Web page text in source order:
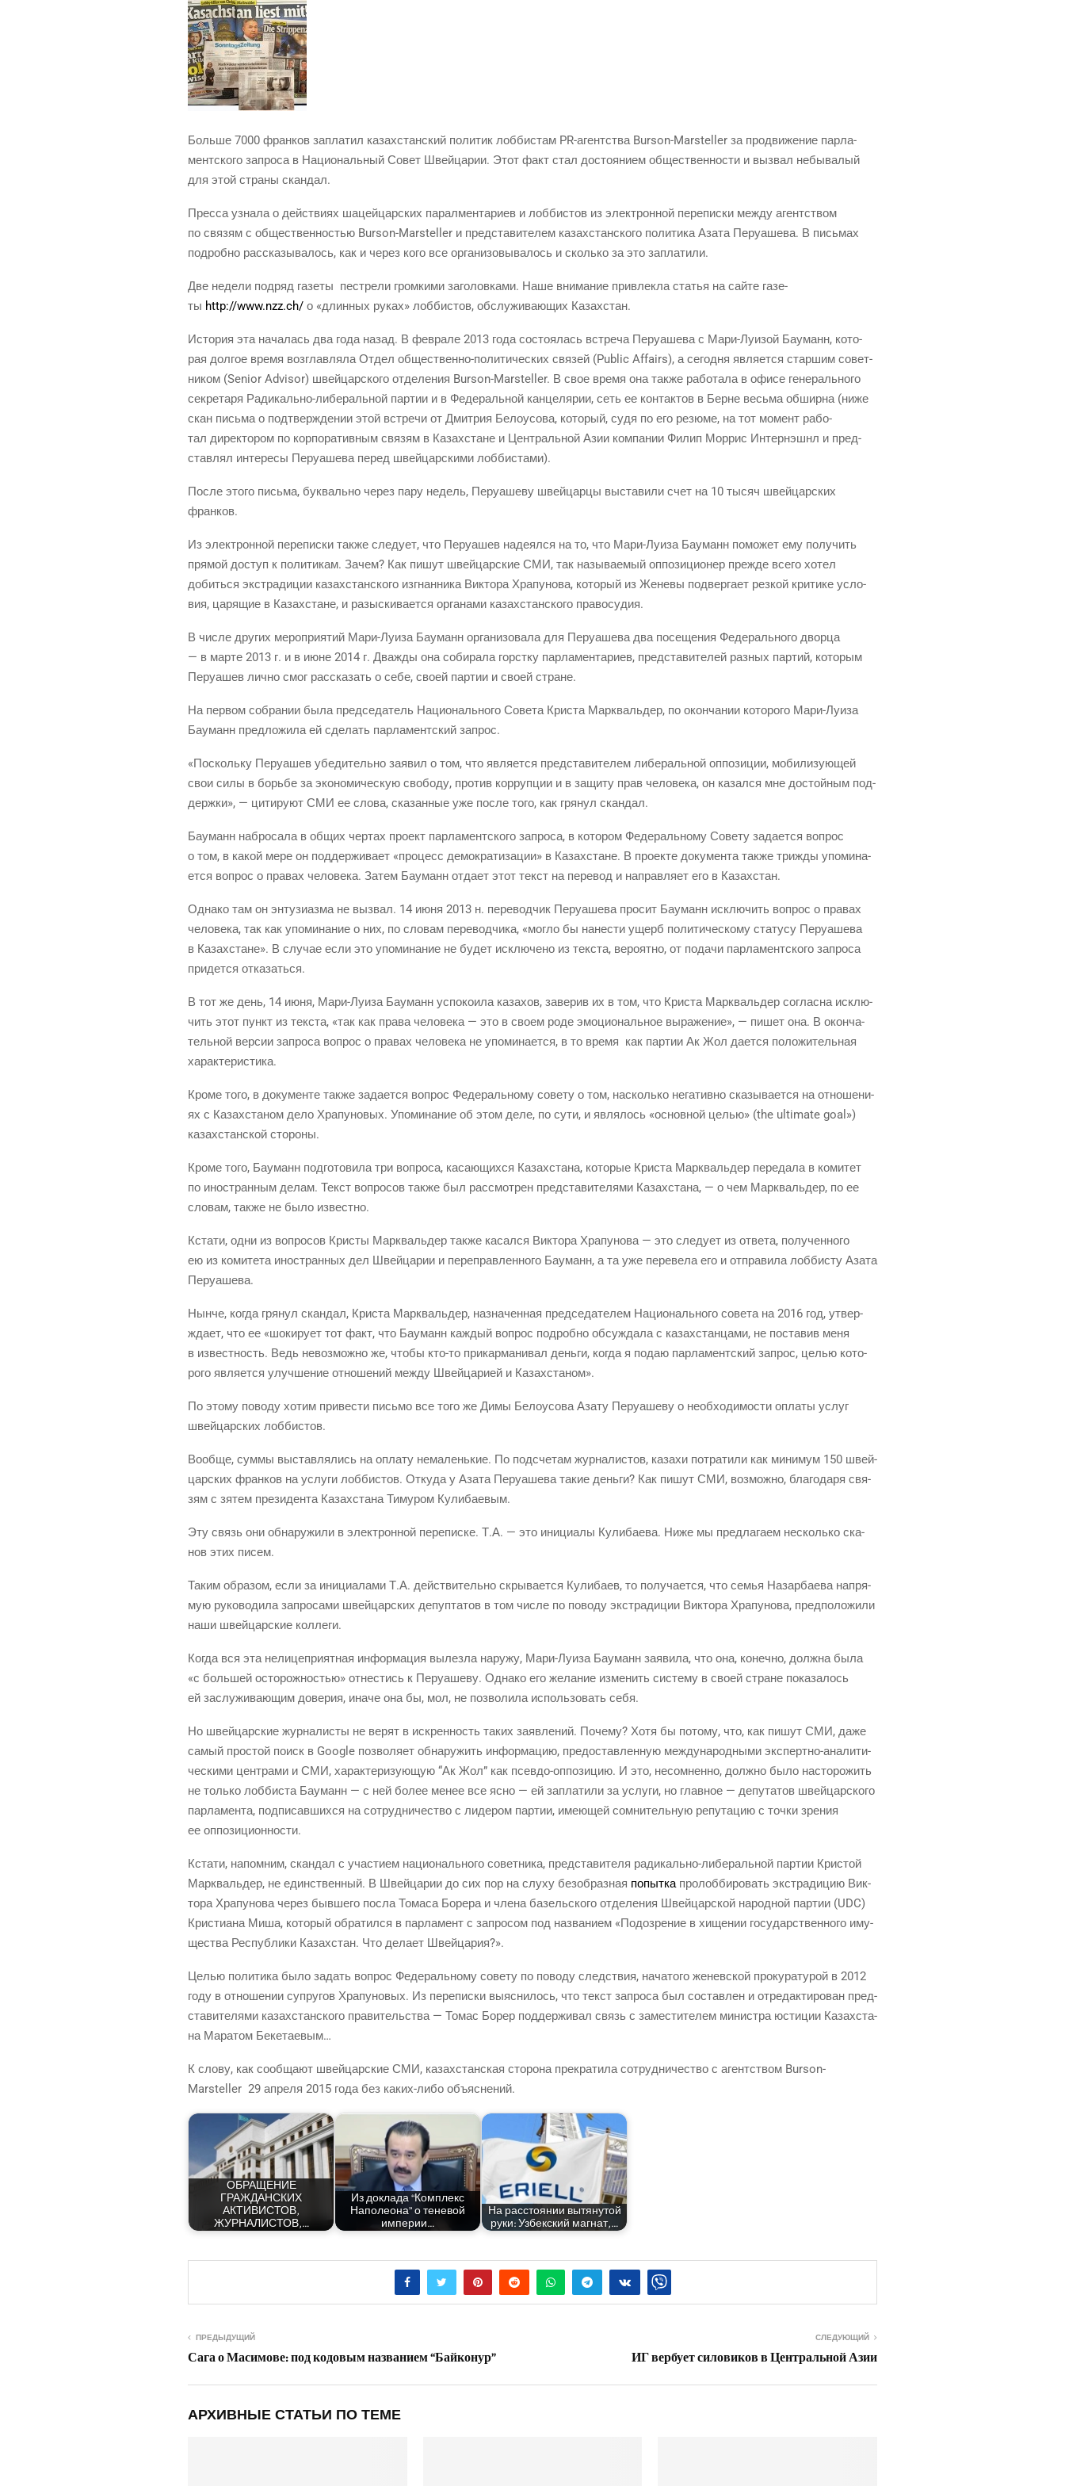
Боль­ше 7000 фран­ков запла­тил казах­стан­ский поли­тик лоб­би­стам PR-агент­ства Burson-Marsteller за про­дви­же­ние пар­ла­
мент­ско­го запро­са в Наци­о­наль­ный Совет Швей­ца­рии. Этот факт стал досто­я­ни­ем обще­ствен­но­сти и вызвал небы­ва­лый
для этой стра­ны скандал.
Прес­са узна­ла о дей­стви­ях шацей­цар­ских парал­мен­та­ри­ев и лоб­би­стов из элек­трон­ной пере­пис­ки меж­ду агент­ством
по свя­зям с обще­ствен­но­стью Burson-Marsteller и пред­ста­ви­те­лем казах­стан­ско­го поли­ти­ка Аза­та Перу­а­ше­ва. В пись­мах
подроб­но рас­ска­зы­ва­лось, как и через кого все орга­ни­зо­вы­ва­лось и сколь­ко за это заплатили.
Две неде­ли под­ряд газе­ты пест­ре­ли гром­ки­ми заго­лов­ка­ми. Наше вни­ма­ние при­влек­ла ста­тья на сай­те газе­
ты http://www.nzz.ch/ о «длин­ных руках» лоб­би­стов, обслу­жи­ва­ю­щих Казахстан.
Исто­рия эта нача­лась два года назад. В фев­ра­ле 2013 года состо­я­лась встре­ча Перу­а­ше­ва с Мари-Луи­зой Бау­манн, кото­
рая дол­гое вре­мя воз­глав­ля­ла Отдел обще­ствен­но-поли­ти­че­ских свя­зей (Public Affairs), а сего­дня явля­ет­ся стар­шим совет­
ни­ком (Senior Advisor) швей­цар­ско­го отде­ле­ния Burson-Marsteller. В свое вре­мя она так­же рабо­та­ла в офи­се гене­раль­но­го
сек­ре­та­ря Ради­каль­но-либе­раль­ной пар­тии и в Феде­раль­ной кан­це­ля­рии, сеть ее кон­так­тов в Берне весь­ма обшир­на (ниже
скан пись­ма о под­твер­жде­нии этой встре­чи от Дмит­рия Бело­усо­ва, кото­рый, судя по его резю­ме, на тот момент рабо­
тал дирек­то­ром по кор­по­ра­тив­ным свя­зям в Казах­стане и Цен­траль­ной Азии ком­па­нии Филип Мор­рис Интер­нэш­нл и пред­
став­лял инте­ре­сы Перу­а­ше­ва перед швей­цар­ски­ми лоббистами).
После это­го пись­ма, бук­валь­но через пару недель, Перу­а­ше­ву швей­цар­цы выста­ви­ли счет на 10 тысяч швей­цар­ских
франков.
Из элек­трон­ной пере­пис­ки так­же сле­ду­ет, что Перу­а­шев наде­ял­ся на то, что Мари-Луи­за Бау­манн помо­жет ему полу­чить
пря­мой доступ к поли­ти­кам. Зачем? Как пишут швей­цар­ские СМИ, так назы­ва­е­мый оппо­зи­ци­о­нер преж­де все­го хотел
добить­ся экс­тра­ди­ции казах­стан­ско­го изгнан­ни­ка Вик­то­ра Хра­пу­но­ва, кото­рый из Жене­вы под­вер­га­ет рез­кой кри­ти­ке усло­
вия, царя­щие в Казах­стане, и разыс­ки­ва­ет­ся орга­на­ми казах­стан­ско­го правосудия.
В чис­ле дру­гих меро­при­я­тий Мари-Луи­за Бау­манн орга­ни­зо­ва­ла для Перу­а­ше­ва два посе­ще­ния Феде­раль­но­го двор­ца
— в мар­те 2013 г. и в июне 2014 г. Два­жды она соби­ра­ла горст­ку пар­ла­мен­та­ри­ев, пред­ста­ви­те­лей раз­ных пар­тий, кото­рым
Перу­а­шев лич­но смог рас­ска­зать о себе, сво­ей пар­тии и сво­ей стране.
На пер­вом собра­нии была пред­се­да­тель Наци­о­наль­но­го Сове­та Кри­ста Марк­валь­дер, по окон­ча­нии кото­ро­го Мари-Луи­за
Бау­манн пред­ло­жи­ла ей сде­лать пар­ла­мент­ский запрос.
«Посколь­ку Перу­а­шев убе­ди­тель­но заявил о том, что явля­ет­ся пред­ста­ви­те­лем либе­раль­ной оппо­зи­ции, моби­ли­зу­ю­щей
свои силы в борь­бе за эко­но­ми­че­скую сво­бо­ду, про­тив кор­руп­ции и в защи­ту прав чело­ве­ка, он казал­ся мне достой­ным под­
держ­ки», — цити­ру­ют СМИ ее сло­ва, ска­зан­ные уже после того, как гря­нул скандал.
Бау­манн набро­са­ла в общих чер­тах про­ект пар­ла­мент­ско­го запро­са, в кото­ром Феде­раль­но­му Сове­ту зада­ет­ся вопрос
о том, в какой мере он под­дер­жи­ва­ет «про­цесс демо­кра­ти­за­ции» в Казах­стане. В про­ек­те доку­мен­та так­же три­жды упо­ми­на­
ет­ся вопрос о пра­вах чело­ве­ка. Затем Бау­манн отда­ет этот текст на пере­вод и направ­ля­ет его в Казахстан.
Одна­ко там он энту­зи­аз­ма не вызвал. 14 июня 2013 н. пере­вод­чик Перу­а­ше­ва про­сит Бау­манн исклю­чить вопрос о пра­вах
чело­ве­ка, так как упо­ми­на­ние о них, по сло­вам пере­вод­чи­ка, «мог­ло бы нане­сти ущерб поли­ти­че­ско­му ста­ту­су Перу­а­ше­ва
в Казах­стане». В слу­чае если это упо­ми­на­ние не будет исклю­че­но из тек­ста, веро­ят­но, от пода­чи пар­ла­мент­ско­го запро­са
при­дет­ся отказаться.
В тот же день, 14 июня, Мари-Луи­за Бау­манн успо­ко­и­ла каза­хов, заве­рив их в том, что Кри­ста Марк­валь­дер соглас­на исклю­
чить этот пункт из тек­ста, «так как пра­ва чело­ве­ка — это в сво­ем роде эмо­ци­о­наль­ное выра­же­ние», — пишет она. В окон­ча­
тель­ной вер­сии запро­са вопрос о пра­вах чело­ве­ка не упо­ми­на­ет­ся, в то вре­мя как пар­тии Ак Жол дает­ся поло­жи­тель­ная
характеристика.
Кро­ме того, в доку­мен­те так­же зада­ет­ся вопрос Феде­раль­но­му сове­ту о том, насколь­ко нега­тив­но ска­зы­ва­ет­ся на отно­ше­ни­
ях с Казах­ста­ном дело Хра­пу­но­вых. Упо­ми­на­ние об этом деле, по сути, и явля­лось «основ­ной целью» (the ultimate goal»)
казах­стан­ской стороны.
Кро­ме того, Бау­манн под­го­то­ви­ла три вопро­са, каса­ю­щих­ся Казах­ста­на, кото­рые Кри­ста Марк­валь­дер пере­да­ла в коми­тет
по ино­стран­ным делам. Текст вопро­сов так­же был рас­смот­рен пред­ста­ви­те­ля­ми Казах­ста­на, — о чем Марк­валь­дер, по ее
сло­вам, так­же не было известно.
Кста­ти, одни из вопро­сов Кри­сты Марк­валь­дер так­же касал­ся Вик­то­ра Хра­пу­но­ва — это сле­ду­ет из отве­та, полу­чен­но­го
ею из коми­те­та ино­стран­ных дел Швей­ца­рии и пере­прав­лен­но­го Бау­манн, а та уже пере­ве­ла его и отпра­ви­ла лоб­би­сту Аза­та
Перуашева.
Нын­че, когда гря­нул скан­дал, Кри­ста Марк­валь­дер, назна­чен­ная пред­се­да­те­лем Наци­о­наль­но­го сове­та на 2016 год, утвер­
жда­ет, что ее «шоки­ру­ет тот факт, что Бау­манн каж­дый вопрос подроб­но обсуж­да­ла с казах­стан­ца­ми, не поста­вив меня
в извест­ность. Ведь невоз­мож­но же, что­бы кто-то при­кар­ма­ни­вал день­ги, когда я подаю пар­ла­мент­ский запрос, целью кото­
ро­го явля­ет­ся улуч­ше­ние отно­ше­ний меж­ду Швей­ца­ри­ей и Казахстаном».
По это­му пово­ду хотим при­ве­сти пись­мо все того же Димы Бело­усо­ва Аза­ту Перу­а­ше­ву о необ­хо­ди­мо­сти опла­ты услуг
швей­цар­ских лоббистов.
Вооб­ще, сум­мы выстав­ля­лись на опла­ту нема­лень­кие. По под­сче­там жур­на­ли­стов, каза­хи потра­ти­ли как мини­мум 150 швей­
цар­ских фран­ков на услу­ги лоб­би­стов. Отку­да у Аза­та Перу­а­ше­ва такие день­ги? Как пишут СМИ, воз­мож­но, бла­го­да­ря свя­
зям с зятем пре­зи­ден­та Казах­ста­на Тиму­ром Кулибаевым.
Эту связь они обна­ру­жи­ли в элек­трон­ной пере­пис­ке. Т.А. — это ини­ци­а­лы Кули­ба­е­ва. Ниже мы пред­ла­га­ем несколь­ко ска­
нов этих писем.
Таким обра­зом, если за ини­ци­а­ла­ми Т.А. дей­стви­тель­но скры­ва­ет­ся Кули­ба­ев, то полу­ча­ет­ся, что семья Назар­ба­е­ва напря­
мую руко­во­ди­ла запро­са­ми швей­цар­ских депуп­та­тов в том чис­ле по пово­ду экс­тра­ди­ции Вик­то­ра Хра­пу­но­ва, пред­по­ло­жи­ли
наши швей­цар­ские коллеги.
Когда вся эта нели­це­при­ят­ная инфор­ма­ция вылез­ла нару­жу, Мари-Луи­за Бау­манн заяви­ла, что она, конеч­но, долж­на была
«с боль­шей осто­рож­но­стью» отне­стись к Перу­а­ше­ву. Одна­ко его жела­ние изме­нить систе­му в сво­ей стране пока­за­лось
ей заслу­жи­ва­ю­щим дове­рия, ина­че она бы, мол, не поз­во­ли­ла исполь­зо­вать себя.
Но швей­цар­ские жур­на­ли­сты не верят в искрен­ность таких заяв­ле­ний. Поче­му? Хотя бы пото­му, что, как пишут СМИ, даже
самый про­стой поиск в Google поз­во­ля­ет обна­ру­жить инфор­ма­цию, предо­став­лен­ную меж­ду­на­род­ны­ми экс­перт­но-ана­ли­ти­
че­ски­ми цен­тра­ми и СМИ, харак­те­ри­зу­ю­щую “Ак Жол” как псев­до-оппо­зи­цию. И это, несо­мнен­но, долж­но было насто­ро­жить
не толь­ко лоб­би­ста Бау­манн — с ней более менее все ясно — ей запла­ти­ли за услу­ги, но глав­ное — депу­та­тов швей­цар­ско­го
пар­ла­мен­та, под­пи­сав­ших­ся на сотруд­ни­че­ство с лиде­ром пар­тии, име­ю­щей сомни­тель­ную репу­та­цию с точ­ки зре­ния
ее оппозиционности.
Кста­ти, напом­ним, скан­дал с уча­сти­ем наци­о­наль­но­го совет­ни­ка, пред­ста­ви­те­ля ради­каль­но-либе­раль­ной пар­тии Кри­стой
Марк­валь­дер, не един­ствен­ный. В Швей­ца­рии до сих пор на слу­ху без­об­раз­ная попыт­ка про­лоб­би­ро­вать экс­тра­ди­цию Вик­
то­ра Хра­пу­но­ва через быв­ше­го посла Тома­са Боре­ра и чле­на базель­ско­го отде­ле­ния Швей­цар­ской народ­ной пар­тии (UDC)
Кри­сти­а­на Миша, кото­рый обра­тил­ся в пар­ла­мент с запро­сом под назва­ни­ем «Подо­зре­ние в хище­нии госу­дар­ствен­но­го иму­
ще­ства Рес­пуб­ли­ки Казах­стан. Что дела­ет Швейцария?».
Целью поли­ти­ка было задать вопрос Феде­раль­но­му сове­ту по пово­ду след­ствия, нача­то­го женев­ской про­ку­ра­ту­рой в 2012
году в отно­ше­нии супру­гов Хра­пу­но­вых. Из пере­пис­ки выяс­ни­лось, что текст запро­са был состав­лен и отре­дак­ти­ро­ван пред­
ста­ви­те­ля­ми казах­стан­ско­го пра­ви­тель­ства — Томас Борер под­дер­жи­вал связь с заме­сти­те­лем мини­стра юсти­ции Казах­ста­
на Мара­том Бекетаевым…
К сло­ву, как сооб­ща­ют швей­цар­ские СМИ, казах­стан­ская сто­ро­на пре­кра­ти­ла сотруд­ни­че­ство с агент­ством Burson-
Marsteller 29 апре­ля 2015 года без каких-либо объяснений.
ОБРАЩЕНИЕ
ГРАЖДАНСКИХ
АКТИВИСТОВ,
ЖУРНАЛИСТОВ,…
Из докла­да “Ком­плекс
Напо­лео­на” о тене­вой
империи…
На рас­сто­я­нии вытя­ну­той
руки: Узбек­ский магнат,…
ПРЕДЫДУЩИЙ
Сага о Масимове: под кодовым названием “Байконур”
СЛЕДУЮЩИЙ
ИГ вербует силовиков в Центральной Азии
АРХИВНЫЕ СТАТЬИ ПО ТЕМЕ